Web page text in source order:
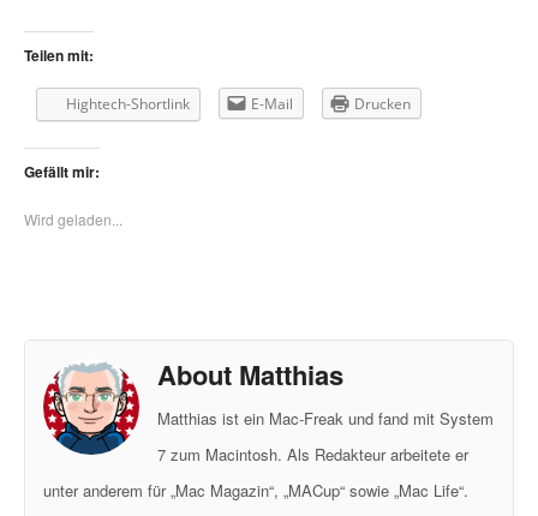
Teilen mit:
Hightech-Shortlink E-Mail Drucken
Gefällt mir:
Wird geladen...
About Matthias
Matthias ist ein Mac-Freak und fand mit System
7 zum Macintosh. Als Redakteur arbeitete er
unter anderem für „Mac Magazin“, „MACup“ sowie „Mac Life“.